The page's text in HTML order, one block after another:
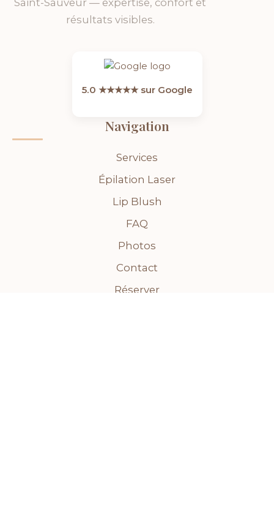
Saint-Sauveur — expertise, confort et
résultats visibles.
5.0 ★★★★★ sur Google
Navigation
Services
Épilation Laser
Lip Blush
FAQ
Photos
Contact
Réserver